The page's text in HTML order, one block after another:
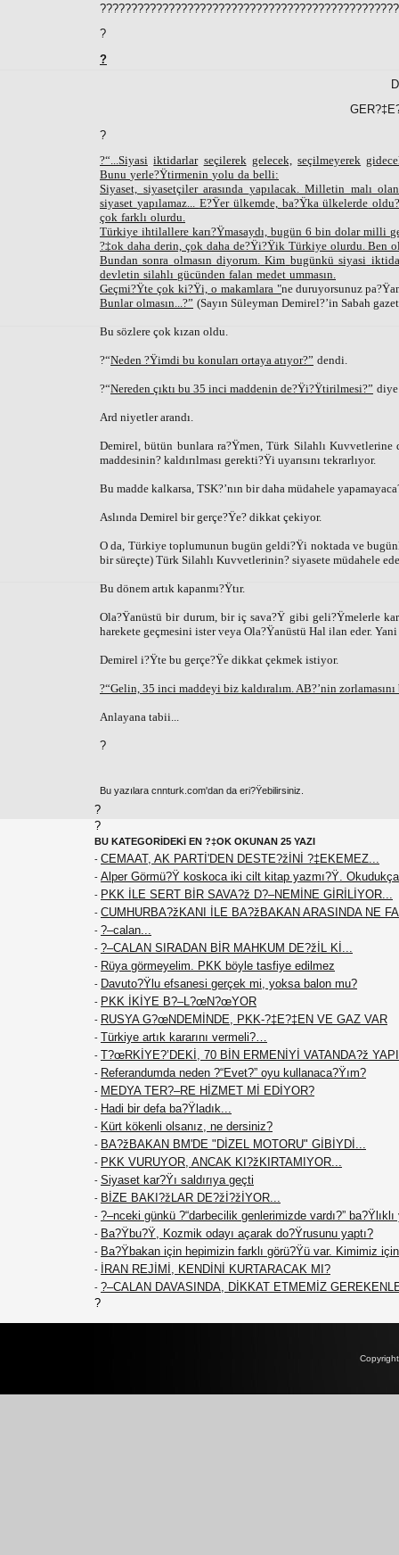
?
?
?
?“...Siyasi iktidarlar seçilerek gelecek, seçilmeyerek
Bunu yerle?Ÿtirmenin yolu da belli:
Siyaset,
siyasetçiler arasında yapılacak. Milletin malı olan
siyaset yapılamaz. E?Ÿer ülkemde, ba?Ÿka ülkelerde
çok farklı olurdu.
Türkiye ihtilallere karı?Ÿmasaydı, bugün 6 bin dolar milli
?‡ok daha derin, çok daha de?Ÿi?Ÿik Türkiye olurdu. Ben
Bundan sonra olmasın diyorum. Kim bugünkü siyasi
devletin silahlı gücünden falan medet ummasın.
Geçmi?Ÿte çok ki?Ÿi, o makamlara "ne duruyorsunuz
Bunlar olmasın...?” (Sayın Süleyman Demirel?’in Sabah
Bu sözlere çok kızan oldu.
?“Neden ?Ÿimdi bu konuları ortaya atıyor?” dendi.
?“Nereden çıktı bu 35 inci maddenin de?Ÿi?Ÿtirilmesi?”
Ard niyetler arandı.
Demirel, bütün bunlara ra?Ÿmen, Türk Silahlı Kuvvetlerine
maddesinin? kaldırılması gerekti?Ÿi uyarısını tekrarlıyor.
Bu madde kalkarsa, TSK?’nın bir daha müdahele
Aslında Demirel bir gerçe?Ÿe? dikkat çekiyor.
O da, Türkiye toplumunun bugün geldi?Ÿi noktada ve
bir süreçte) Türk Silahlı Kuvvetlerinin? siyasete müdahele
Bu dönem artık kapanmı?Ÿtır.
Ola?Ÿanüstü bir durum, bir iç sava?Ÿ gibi geli?Ÿmelerle
harekete geçmesini ister veya Ola?Ÿanüstü Hal ilan eder.
Demirel i?Ÿte bu gerçe?Ÿe dikkat çekmek istiyor.
?“Gelin, 35 inci maddeyi biz kaldıralım. AB?’nin
Anlayana tabii...
?
Bu yazılara cnnturk.com'dan da eri?Ÿebilirsiniz.
?
?
BU KATEGORİDEKİ EN ?‡OK OKUNAN 25 YAZI
- CEMAAT, AK PARTİ'DEN DESTE?žİNİ ?‡EKEMEZ...
- Alper Görmü?Ÿ koskoca iki cilt kitap yazmı?Ÿ.
- PKK İLE SERT BİR SAVA?ž D?–NEMİNE GİRİLİYOR...
- CUMHURBA?žKANI İLE BA?žBAKAN ARASINDA NE
- ?–calan...
- ?–CALAN SIRADAN BİR MAHKUM DE?žİL Kİ...
- Rüya görmeyelim. PKK böyle tasfiye edilmez
- Davuto?Ÿlu efsanesi gerçek mi, yoksa balon mu?
- PKK İKİYE B?–L?œN?œYOR
- RUSYA G?œNDEMİNDE, PKK-?‡E?‡EN VE GAZ VAR
- Türkiye artık kararını vermeli?…
- T?œRKİYE?’DEKİ, 70 BİN ERMENİYİ VATANDA?ž
- Referandumda neden ?“Evet?” oyu kullanaca?Ÿım?
- MEDYA TER?–RE HİZMET Mİ EDİYOR?
- Hadi bir defa ba?Ÿladık...
- Kürt kökenli olsanız, ne dersiniz?
- BA?žBAKAN BM'DE "DİZEL MOTORU" GİBİYDİ...
- PKK VURUYOR, ANCAK KI?žKIRTAMIYOR...
- Siyaset kar?Ÿı saldırıya geçti
- BİZE BAKI?žLAR DE?žİ?žİYOR...
- ?–nceki günkü ?“darbecilik genlerimizde vardı?”
- Ba?Ÿbu?Ÿ, Kozmik odayı açarak do?Ÿrusunu yaptı?
- Ba?Ÿbakan için hepimizin farklı görü?Ÿü var. Kimimiz
- İRAN REJİMİ, KENDİNİ KURTARACAK MI?
- ?–CALAN DAVASINDA, DİKKAT ETMEMİZ
?